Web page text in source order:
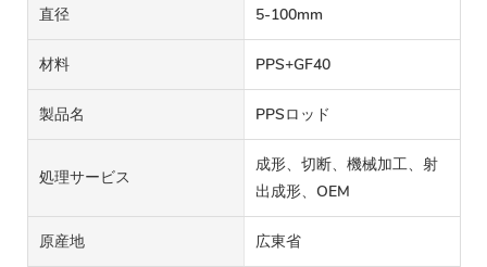
直径 5-100mm
材料 PPS+GF40
製品名 PPSロッド
処理サービス
成形、切断、機械加工、射
出成形、OEM
原産地 広東省